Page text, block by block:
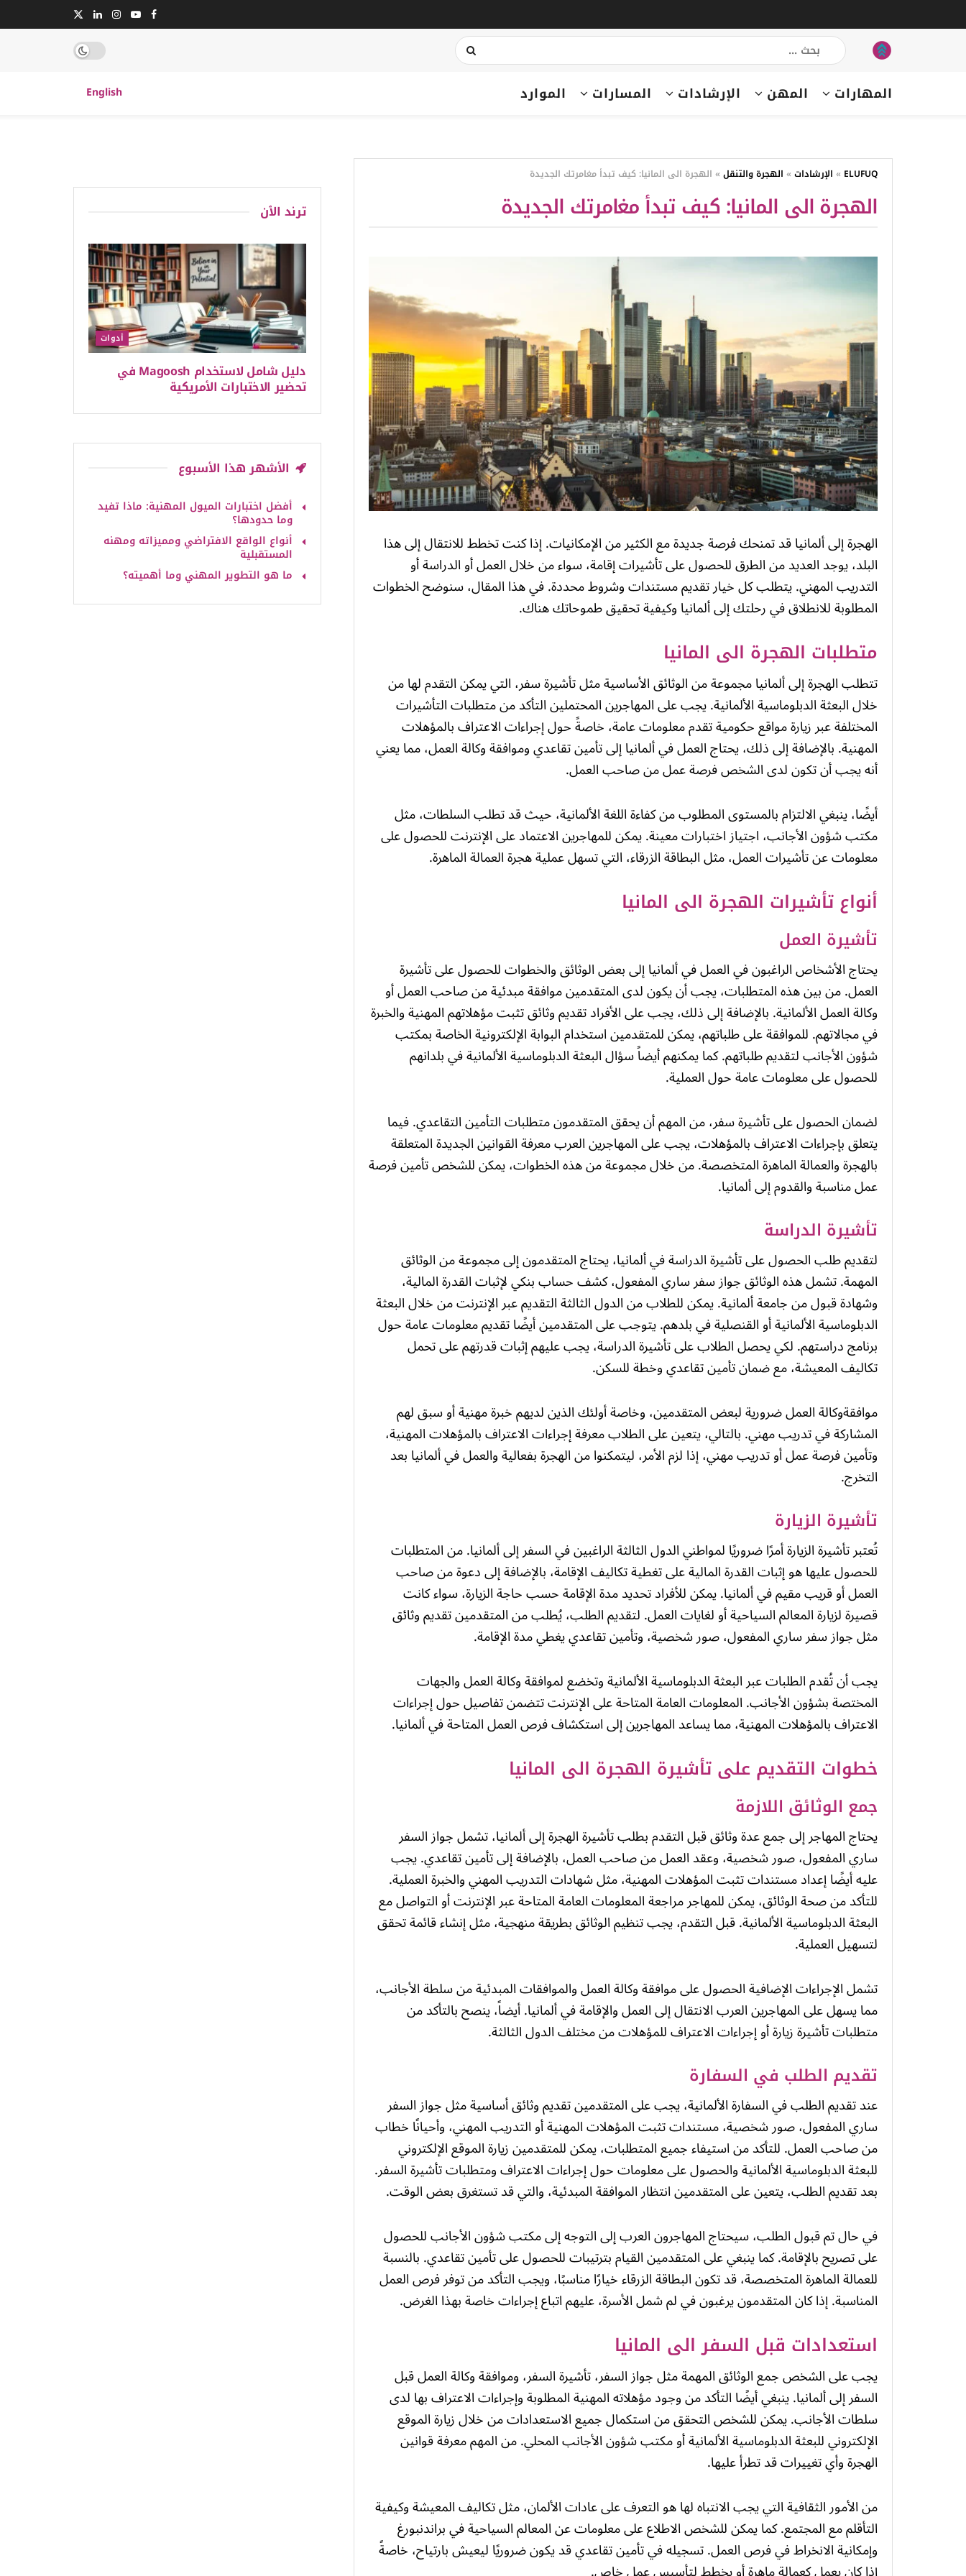
المهارات المهن الإرشادات المسارات الموارد English
ELUFUQ
» الإرشادات » الهجرة والتنقل » الهجرة الى المانيا: كيف تبدأ مغامرتك الجديدة
الهجرة الى المانيا: كيف تبدأ مغامرتك الجديدة
الهجرة إلى ألمانيا قد تمنحك فرصة جديدة مع الكثير من الإمكانيات. إذا كنت تخطط للانتقال إلى هذا
البلد، يوجد العديد من الطرق للحصول على تأشيرات إقامة، سواء من خلال العمل أو الدراسة أو
التدريب المهني. يتطلب كل خيار تقديم مستندات وشروط محددة. في هذا المقال، سنوضح الخطوات
المطلوبة للانطلاق في رحلتك إلى ألمانيا وكيفية تحقيق طموحاتك هناك.
متطلبات الهجرة الى المانيا
تتطلب الهجرة إلى ألمانيا مجموعة من الوثائق الأساسية مثل تأشيرة سفر، التي يمكن التقدم لها من
خلال البعثة الدبلوماسية الألمانية. يجب على المهاجرين المحتملين التأكد من متطلبات التأشيرات
المختلفة عبر زيارة مواقع حكومية تقدم معلومات عامة، خاصةً حول إجراءات الاعتراف بالمؤهلات
المهنية. بالإضافة إلى ذلك، يحتاج العمل في ألمانيا إلى تأمين تقاعدي وموافقة وكالة العمل، مما يعني
أنه يجب أن تكون لدى الشخص فرصة عمل من صاحب العمل.
أيضًا، ينبغي الالتزام بالمستوى المطلوب من كفاءة اللغة الألمانية، حيث قد تطلب السلطات، مثل
مكتب شؤون الأجانب، اجتياز اختبارات معينة. يمكن للمهاجرين الاعتماد على الإنترنت للحصول على
معلومات عن تأشيرات العمل، مثل البطاقة الزرقاء، التي تسهل عملية هجرة العمالة الماهرة.
أنواع تأشيرات الهجرة الى المانيا
تأشيرة العمل
يحتاج الأشخاص الراغبون في العمل في ألمانيا إلى بعض الوثائق والخطوات للحصول على تأشيرة
العمل. من بين هذه المتطلبات، يجب أن يكون لدى المتقدمين موافقة مبدئية من صاحب العمل أو
وكالة العمل الألمانية. بالإضافة إلى ذلك، يجب على الأفراد تقديم وثائق تثبت مؤهلاتهم المهنية والخبرة
في مجالاتهم. للموافقة على طلباتهم، يمكن للمتقدمين استخدام البوابة الإلكترونية الخاصة بمكتب
شؤون الأجانب لتقديم طلباتهم. كما يمكنهم أيضاً سؤال البعثة الدبلوماسية الألمانية في بلدانهم
للحصول على معلومات عامة حول العملية.
لضمان الحصول على تأشيرة سفر، من المهم أن يحقق المتقدمون متطلبات التأمين التقاعدي. فيما
يتعلق بإجراءات الاعتراف بالمؤهلات، يجب على المهاجرين العرب معرفة القوانين الجديدة المتعلقة
بالهجرة والعمالة الماهرة المتخصصة. من خلال مجموعة من هذه الخطوات، يمكن للشخص تأمين فرصة
عمل مناسبة والقدوم إلى ألمانيا.
تأشيرة الدراسة
لتقديم طلب الحصول على تأشيرة الدراسة في ألمانيا، يحتاج المتقدمون إلى مجموعة من الوثائق
المهمة. تشمل هذه الوثائق جواز سفر ساري المفعول، كشف حساب بنكي لإثبات القدرة المالية،
وشهادة قبول من جامعة ألمانية. يمكن للطلاب من الدول الثالثة التقديم عبر الإنترنت من خلال البعثة
الدبلوماسية الألمانية أو القنصلية في بلدهم. يتوجب على المتقدمين أيضًا تقديم معلومات عامة حول
برنامج دراستهم. لكي يحصل الطلاب على تأشيرة الدراسة، يجب عليهم إثبات قدرتهم على تحمل
تكاليف المعيشة، مع ضمان تأمين تقاعدي وخطة للسكن.
موافقةوكالة العمل ضرورية لبعض المتقدمين، وخاصة أولئك الذين لديهم خبرة مهنية أو سبق لهم
المشاركة في تدريب مهني. بالتالي، يتعين على الطلاب معرفة إجراءات الاعتراف بالمؤهلات المهنية،
وتأمين فرصة عمل أو تدريب مهني، إذا لزم الأمر، ليتمكنوا من الهجرة بفعالية والعمل في ألمانيا بعد
التخرج.
تأشيرة الزيارة
تُعتبر تأشيرة الزيارة أمرًا ضروريًا لمواطني الدول الثالثة الراغبين في السفر إلى ألمانيا. من المتطلبات
للحصول عليها هو إثبات القدرة المالية على تغطية تكاليف الإقامة، بالإضافة إلى دعوة من صاحب
العمل أو قريب مقيم في ألمانيا. يمكن للأفراد تحديد مدة الإقامة حسب حاجة الزيارة، سواء كانت
قصيرة لزيارة المعالم السياحية أو لغايات العمل. لتقديم الطلب، يُطلب من المتقدمين تقديم وثائق
مثل جواز سفر ساري المفعول، صور شخصية، وتأمين تقاعدي يغطي مدة الإقامة.
يجب أن تُقدم الطلبات عبر البعثة الدبلوماسية الألمانية وتخضع لموافقة وكالة العمل والجهات
المختصة بشؤون الأجانب. المعلومات العامة المتاحة على الإنترنت تتضمن تفاصيل حول إجراءات
الاعتراف بالمؤهلات المهنية، مما يساعد المهاجرين إلى استكشاف فرص العمل المتاحة في ألمانيا.
خطوات التقديم على تأشيرة الهجرة الى المانيا
جمع الوثائق اللازمة
يحتاج المهاجر إلى جمع عدة وثائق قبل التقدم بطلب تأشيرة الهجرة إلى ألمانيا، تشمل جواز السفر
ساري المفعول، صور شخصية، وعقد العمل من صاحب العمل، بالإضافة إلى تأمين تقاعدي. يجب
عليه أيضًا إعداد مستندات تثبت المؤهلات المهنية، مثل شهادات التدريب المهني والخبرة العملية.
للتأكد من صحة الوثائق، يمكن للمهاجر مراجعة المعلومات العامة المتاحة عبر الإنترنت أو التواصل مع
البعثة الدبلوماسية الألمانية. قبل التقدم، يجب تنظيم الوثائق بطريقة منهجية، مثل إنشاء قائمة تحقق
لتسهيل العملية.
تشمل الإجراءات الإضافية الحصول على موافقة وكالة العمل والموافقات المبدئية من سلطة الأجانب،
مما يسهل على المهاجرين العرب الانتقال إلى العمل والإقامة في ألمانيا. أيضاً، ينصح بالتأكد من
متطلبات تأشيرة زيارة أو إجراءات الاعتراف للمؤهلات من مختلف الدول الثالثة.
تقديم الطلب في السفارة
عند تقديم الطلب في السفارة الألمانية، يجب على المتقدمين تقديم وثائق أساسية مثل جواز السفر
ساري المفعول، صور شخصية، مستندات تثبت المؤهلات المهنية أو التدريب المهني، وأحيانًا خطاب
من صاحب العمل. للتأكد من استيفاء جميع المتطلبات، يمكن للمتقدمين زيارة الموقع الإلكتروني
للبعثة الدبلوماسية الألمانية والحصول على معلومات حول إجراءات الاعتراف ومتطلبات تأشيرة السفر.
بعد تقديم الطلب، يتعين على المتقدمين انتظار الموافقة المبدئية، والتي قد تستغرق بعض الوقت.
في حال تم قبول الطلب، سيحتاج المهاجرون العرب إلى التوجه إلى مكتب شؤون الأجانب للحصول
على تصريح بالإقامة. كما ينبغي على المتقدمين القيام بترتيبات للحصول على تأمين تقاعدي. بالنسبة
للعمالة الماهرة المتخصصة، قد تكون البطاقة الزرقاء خيارًا مناسبًا، ويجب التأكد من توفر فرص العمل
المناسبة. إذا كان المتقدمون يرغبون في لم شمل الأسرة، عليهم اتباع إجراءات خاصة بهذا الغرض.
استعدادات قبل السفر الى المانيا
يجب على الشخص جمع الوثائق المهمة مثل جواز السفر، تأشيرة السفر، وموافقة وكالة العمل قبل
السفر إلى ألمانيا. ينبغي أيضًا التأكد من وجود مؤهلاته المهنية المطلوبة وإجراءات الاعتراف بها لدى
سلطات الأجانب. يمكن للشخص التحقق من استكمال جميع الاستعدادات من خلال زيارة الموقع
الإلكتروني للبعثة الدبلوماسية الألمانية أو مكتب شؤون الأجانب المحلي. من المهم معرفة قوانين
الهجرة وأي تغييرات قد تطرأ عليها.
من الأمور الثقافية التي يجب الانتباه لها هو التعرف على عادات الألمان، مثل تكاليف المعيشة وكيفية
التأقلم مع المجتمع. كما يمكن للشخص الاطلاع على معلومات عن المعالم السياحية في براندنبورغ
وإمكانية الانخراط في فرص العمل. تسجيله في تأمين تقاعدي قد يكون ضروريًا ليعيش بارتياح، خاصةً
ترند الٱن
أدوات
دليل شامل لاستخدام Magoosh في
تحضير الاختبارات الأمريكية
الأشهر هذا الأسبوع
أفضل اختبارات الميول المهنية: ماذا تفيد
وما حدودها؟
أنواع الواقع الافتراضي ومميزاته ومهنه
المستقبلية
ما هو التطوير المهني وما أهميته؟